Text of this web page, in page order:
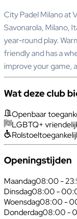
City Padel Milano at
Savonarola, Milano,
year‑round play.
friendly and has a
improve your game,
Wat deze club
Openbaar
LGBTQ+
Openingstijden
Maandag08:00 -
Dinsdag08:00 -
Woensdag08:00 -
Donderdag08:00 -